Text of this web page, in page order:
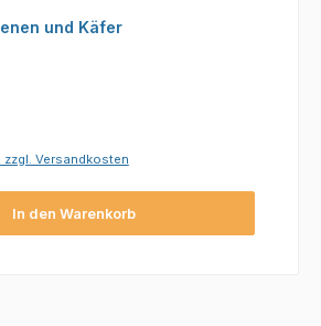
und Käfer
zzgl. Versandkosten
In den Warenkorb